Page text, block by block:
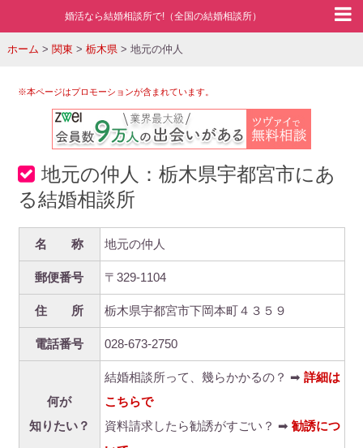
婚活なら結婚相談所で!（全国の結婚相談所）
ホーム > 関東 > 栃木県> 地元の仲人
※本ページはプロモーションが含まれています。
地元の仲人：栃木県宇都宮市にあ
る結婚相談所
名 称 地元の仲人
郵便番号 〒329-1104
住 所 栃木県宇都宮市下岡本町４３５９
電話番号 028-673-2750
何が
知りたい？
結婚相談所って、幾らかかるの？ ➡ 詳細は
こちらで
資料請求したら勧誘がすごい？ ➡ 勧誘につ